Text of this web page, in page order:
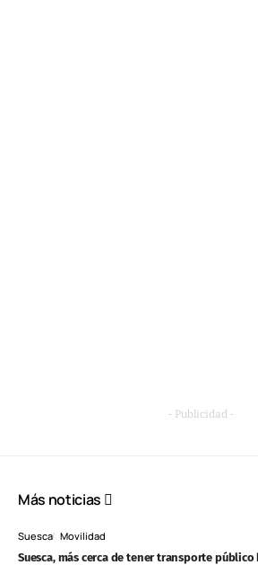
- Publicidad -
Más noticias
Suesca Movilidad
Suesca, más cerca de tener transporte público